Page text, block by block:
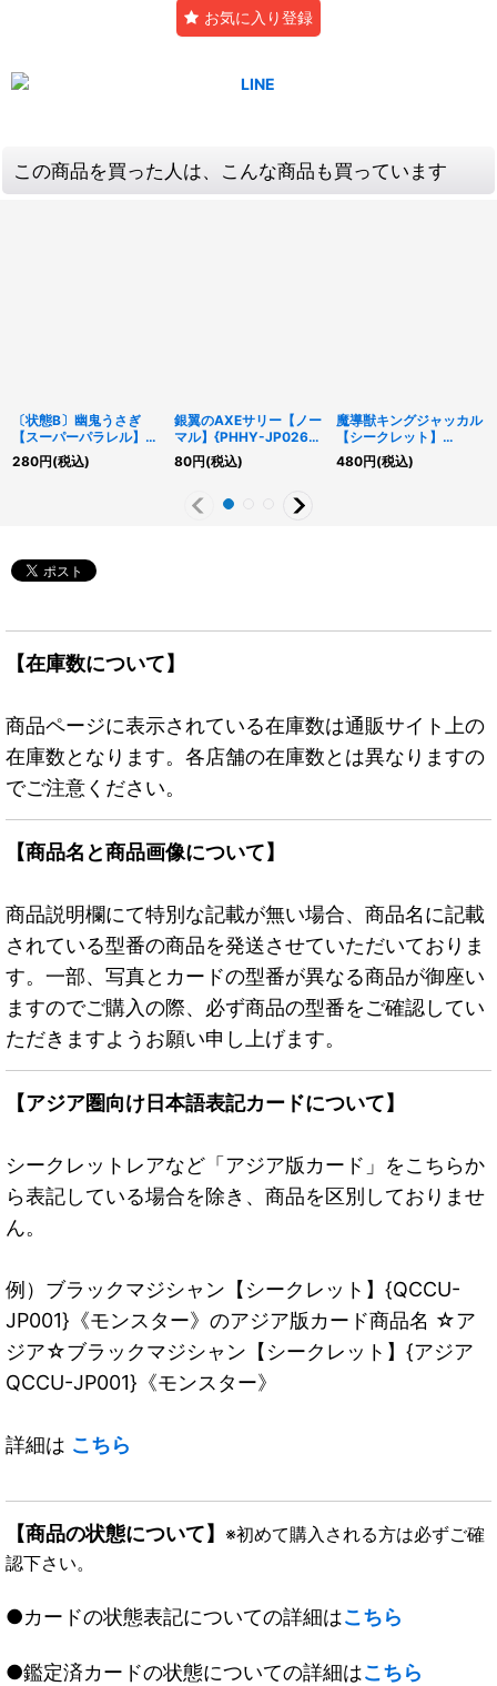
お気に入り登録
この商品を買った人は、こんな商品も買っています
〔状態B〕幽鬼うさぎ
【スーパーパラレル】
{20AP-JP100}《モンス
ター》
280円(税込)
銀翼のAXEサリー【ノー
マル】{PHHY-JP026}
《モンスター》
80円(税込)
魔導獣キングジャッカル
【シークレット】
{EXFO-JP026}《モン
スター》
480円(税込)
【在庫数について】
商品ページに表示されている在庫数は通販サイト上の
在庫数となります。各店舗の在庫数とは異なりますの
でご注意ください。
【商品名と商品画像について】
商品説明欄にて特別な記載が無い場合、商品名に記載
されている型番の商品を発送させていただいておりま
す。一部、写真とカードの型番が異なる商品が御座い
ますのでご購入の際、必ず商品の型番をご確認してい
ただきますようお願い申し上げます。
【アジア圏向け日本語表記カードについて】
シークレットレアなど「アジア版カード」をこちらか
ら表記している場合を除き、商品を区別しておりませ
ん。
例）ブラックマジシャン【シークレット】{QCCU-
JP001}《モンスター》のアジア版カード商品名 ☆ア
ジア☆ブラックマジシャン【シークレット】{アジア
QCCU-JP001}《モンスター》
詳細は こちら
【商品の状態について】 ※初めて購入される方は必ずご確
認下さい。
●カードの状態表記についての詳細はこちら
●鑑定済カードの状態についての詳細はこちら